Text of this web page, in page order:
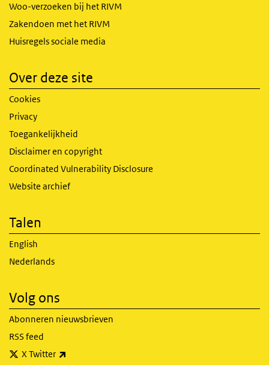
Woo-verzoeken bij het RIVM
Zakendoen met het RIVM
Huisregels sociale media
Over deze site
Cookies
Privacy
Toegankelijkheid
Disclaimer en copyright
Coordinated Vulnerability Disclosure
Website archief
Talen
English
Nederlands
Volg ons
Abonneren nieuwsbrieven
RSS feed
X Twitter